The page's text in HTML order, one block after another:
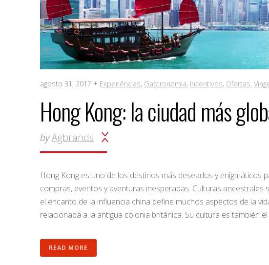
agosto 31, 2017 + Experiências, Gastronomia, Incentivos, Ofertas,
Hong Kong: la ciudad más
byAgbrands
Hong Kong es uno de los destinos más deseados y enigmáticos
compras, eventos y aventuras inesperadas. Culturas
el encanto de la influencia china define muchos aspectos de la
relacionada a la antigua colonia británica. Su cultura es también
READ MORE